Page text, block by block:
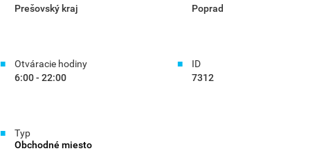
Prešovský kraj
Poprad
Otváracie hodiny
6:00 - 22:00
ID
7312
Typ
Obchodné miesto